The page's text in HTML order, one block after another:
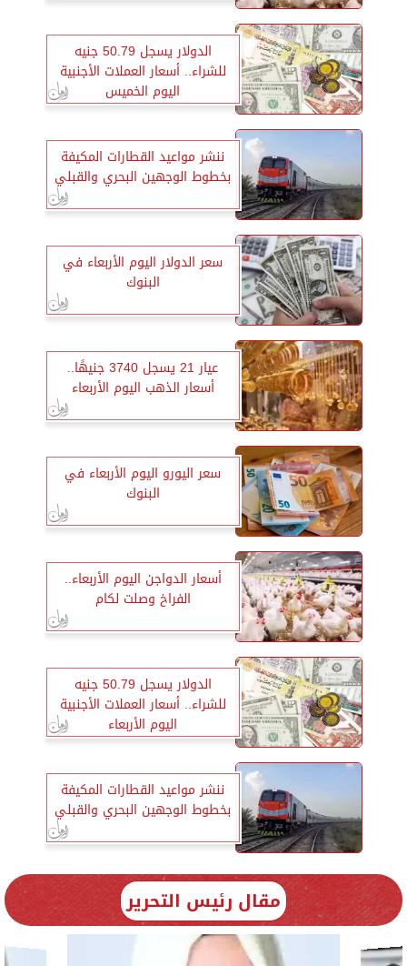
الدولار يسجل 50.79 جنيه
للشراء.. أسعار العملات الأجنبية
اليوم الخميس
ننشر مواعيد القطارات المكيفة
بخطوط الوجهين البحري والقبلي
سعر الدولار اليوم الأربعاء في
البنوك
عيار 21 يسجل 3740 جنيهًا..
أسعار الذهب اليوم الأربعاء
سعر اليورو اليوم الأربعاء في
البنوك
أسعار الدواجن اليوم الأربعاء..
الفراخ وصلت لكام
الدولار يسجل 50.79 جنيه
للشراء.. أسعار العملات الأجنبية
اليوم الأربعاء
ننشر مواعيد القطارات المكيفة
بخطوط الوجهين البحري والقبلي
مقال رئيس التحرير